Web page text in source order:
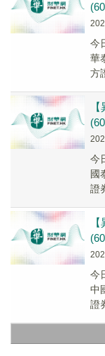
今
華
方
今
國
證
今
中
證